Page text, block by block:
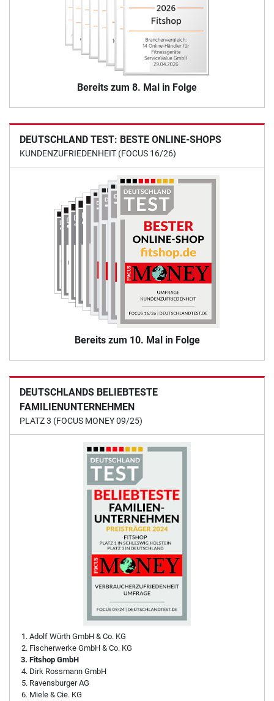
Bereits zum 8. Mal in Folge
DEUTSCHLAND TEST: BESTE ONLINE-SHOPS
KUNDENZUFRIEDENHEIT (FOCUS 16/26)
Bereits zum 10. Mal in Folge
DEUTSCHLANDS BELIEBTESTE
FAMILIENUNTERNEHMEN
PLATZ 3 (FOCUS MONEY 09/25)
Adolf Würth GmbH & Co. KG
Fischerwerke GmbH & Co. KG
Fitshop GmbH
Dirk Rossmann GmbH
Ravensburger AG
Miele & Cie. KG